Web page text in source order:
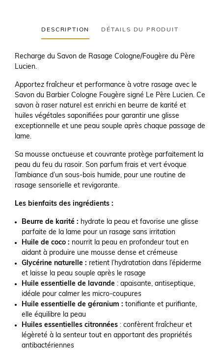
DESCRIPTION DÉTAILS DU PRODUIT
Recharge du Savon de Rasage Cologne/Fougère du Père
Lucien.
Apportez fraîcheur et performance à votre rasage avec le
Savon du Barbier Cologne Fougère signé Le Père Lucien. Ce
savon à raser naturel est enrichi en beurre de karité et
huiles végétales saponifiées pour garantir une glisse
exceptionnelle et une peau souple après chaque passage de
lame.
Sa mousse onctueuse et couvrante protège parfaitement la
peau du feu du rasoir. Son parfum frais et vert évoque
l’ambiance d’un sous-bois humide, pour une routine de
rasage sensorielle et revigorante.
Les bienfaits des ingrédients :
Beurre de karité : hydrate la peau et favorise une glisse
parfaite de la lame pour un rasage sans irritation
Huile de coco : nourrit la peau en profondeur tout en
aidant à produire une mousse dense et crémeuse
Glycérine naturelle : retient l’hydratation dans l’épiderme
et laisse la peau souple après le rasage
Huile essentielle de lavande : apaisante, antiseptique,
idéale pour calmer les micro-coupures
Huile essentielle de géranium : tonifiante et purifiante,
elle équilibre la peau
Huiles essentielles citronnées : confèrent fraîcheur et
légèreté à la senteur tout en apportant des propriétés
antibactériennes